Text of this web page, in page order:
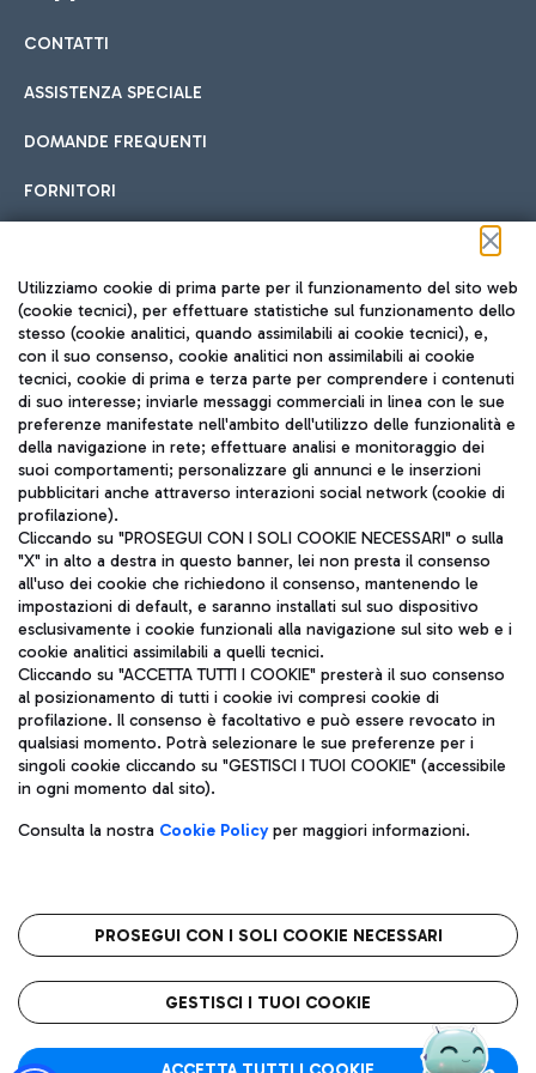
Cucina Internazionale
Fast Food
Pizza
Gelateria
Wine Bar & Sparkling
Hotel in aeroporto
Scegli l'alloggio più adatto e approfitta della vicinanza
all'aeroporto.
Car sharing
Con il Car Sharing è ancora più facile spostarsi
Treno
Raggiungi velocemente l'aeroporto di Fiumicino da Roma
tramite i servizi ferroviari Trenitalia.
Autobus
Scopri le linee di autobus per raggiungere l'aeroporto
Leonardo Da Vinci.
Raggiungi l’aeroporto senza pensieri con il servizio di taxi a
Ristoranti
Scopri la nostra offerta per una pausa gustosa in aeroporto
Mappa Aeroporto Fiumicino
CONTATTI
ASSISTENZA SPECIALE
DOMANDE FREQUENTI
FORNITORI
Seguici sui social
TRAVEL JOURNAL
ITA
Aeroporti di Roma S.p.A. - Società soggetta a direzione e
coordinamento di Mundys S.p.A.
Codice fiscale e Registro delle Imprese di Roma 13032990155 P.
IVA 06572251004
Capitale sociale 62.224.743,00 int. vers.
Sede legale: Via Pier Paolo Racchetti 1 - 00054 Fiumicino (RM)
telefono +39 06 65951
Privacy policy
Note legali
Roma FCO
L'aeroporto stellato
Utilizziamo cookie di prima parte per il funzionamento del sito web
(cookie tecnici), per effettuare statistiche sul funzionamento dello
stesso (cookie analitici, quando assimilabili ai cookie tecnici), e,
con il suo consenso, cookie analitici non assimilabili ai cookie
tecnici, cookie di prima e terza parte per comprendere i contenuti
di suo interesse; inviarle messaggi commerciali in linea con le sue
preferenze manifestate nell'ambito dell'utilizzo delle funzionalità e
della navigazione in rete; effettuare analisi e monitoraggio dei
suoi comportamenti; personalizzare gli annunci e le inserzioni
pubblicitari anche attraverso interazioni social network (cookie di
profilazione).
Cliccando su "PROSEGUI CON I SOLI COOKIE NECESSARI" o sulla
"X" in alto a destra in questo banner, lei non presta il consenso
all'uso dei cookie che richiedono il consenso, mantenendo le
impostazioni di default, e saranno installati sul suo dispositivo
esclusivamente i cookie funzionali alla navigazione sul sito web e i
cookie analitici assimilabili a quelli tecnici.
Cliccando su "ACCETTA TUTTI I COOKIE" presterà il suo consenso
al posizionamento di tutti i cookie ivi compresi cookie di
profilazione. Il consenso è facoltativo e può essere revocato in
qualsiasi momento. Potrà selezionare le sue preferenze per i
singoli cookie cliccando su "GESTISCI I TUOI COOKIE" (accessibile
in ogni momento dal sito).
Consulta la nostra Cookie Policyper maggiori informazioni.
PROSEGUI CON I SOLI COOKIE NECESSARI
GESTISCI I TUOI COOKIE